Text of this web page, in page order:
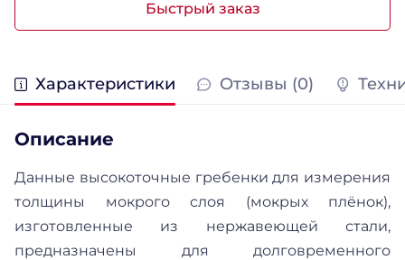
Быстрый заказ
Характеристики Отзывы (0)
Описание
Данные высокоточные гребенки для измерения
толщины мокрого слоя (мокрых плёнок),
изготовленные из нержавеющей стали,
предназначены для долговременного